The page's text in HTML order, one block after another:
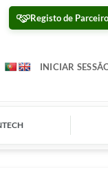
Registo de Parceiro
INICIAR